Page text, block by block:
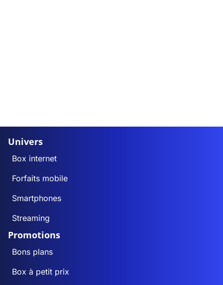
Univers
Box internet
Forfaits mobile
Smartphones
Streaming
Promotions
Bons plans
Box à petit prix